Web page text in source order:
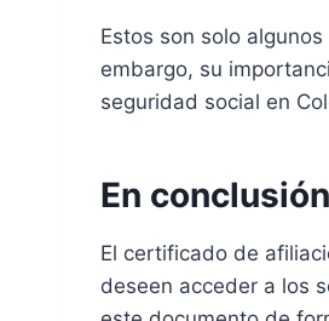
Estos son solo
embargo, su
seguridad social en
En conclusión
El certificado de
deseen acceder a los